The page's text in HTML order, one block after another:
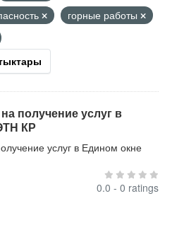
горные работы
получение услуг в
КР
услуг в Едином окне
0.0 - 0 ratings